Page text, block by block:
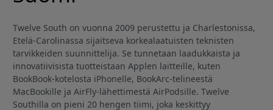
Twelve South on vuonna 2009 perustettu ja Charlestonissa,
Etelä-Carolinassa sijaitseva korkealaatuisten teknisten
tarvikkeiden suunnittelija. Se tunnetaan laadukkaista ja
innovatiivisista tuotteistaan Applen laitteille, kuten
BookBook-kotelosta iPhonelle, BookArc-telineestä
MacBookille ja AirFly-lähettimestä AirPodsille. Twelve
Southilla on pieni 20 hengen tiimi, joka keskittyy